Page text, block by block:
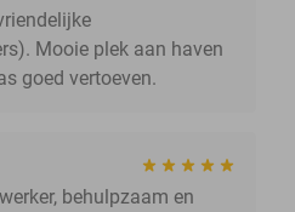
Mooie plek aan haven
goed vertoeven.
behulpzaam en